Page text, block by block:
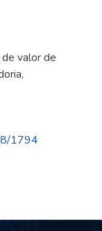
valor de
,
1794